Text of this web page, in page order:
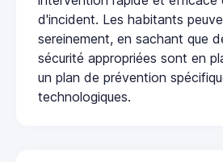
d'incident. Les habitants
sereinement, en sachant que
sécurité appropriées sont en
un plan de prévention
technologiques.